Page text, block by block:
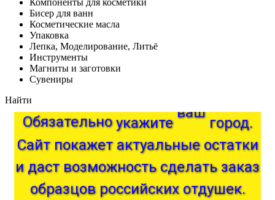
Компоненты для косметики
Бисер для ванн
Косметические масла
Упаковка
Лепка, Моделирование, Литьё
Инструменты
Магниты и заготовки
Сувениры
Найти
Обязательно укажите ваш город.
Сайт покажет
актуальные
остатки
и даст возможность сделать заказ
образцов российских отдушек.